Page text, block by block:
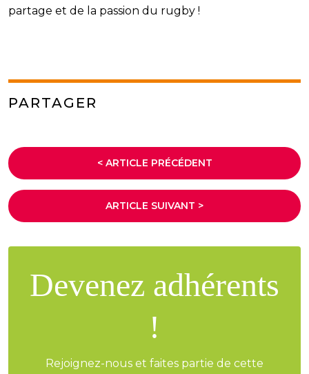
partage et de la passion du rugby !
PARTAGER
< ARTICLE PRÉCÉDENT
ARTICLE SUIVANT >
Devenez adhérents
!
Rejoignez-nous et faites partie de cette